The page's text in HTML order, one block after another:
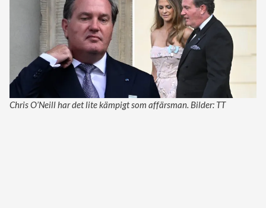
Chris O’Neill har det lite kämpigt som affärsman. Bilder: TT